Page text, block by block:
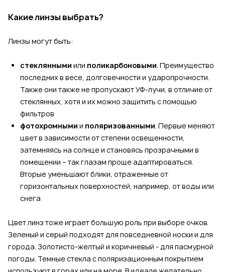
Какие линзы выбрать?
Линзы могут быть:
стеклянными или поликарбоновыми. Преимущество
последних в весе, долговечности и ударопрочности.
Также они также не пропускают УФ-лучи, в отличие от
стеклянных, хотя и их можно защитить с помощью
фильтров
фотохромными и поляризованными. Первые меняют
цвет в зависимости от степени освещенности,
затемняясь на солнце и становясь прозрачными в
помещении – так глазам проще адаптироваться.
Вторые уменьшают блики, отраженные от
горизонтальных поверхностей, например, от воды или
снега
Цвет линз тоже играет большую роль при выборе очков.
Зеленый и серый подходят для повседневной носки и для
города. Золотисто-желтый и коричневый - для пасмурной
погоды. Темные стекла с поляризационным покрытием